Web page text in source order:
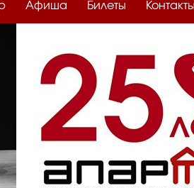
Афиша Билеты Контакты